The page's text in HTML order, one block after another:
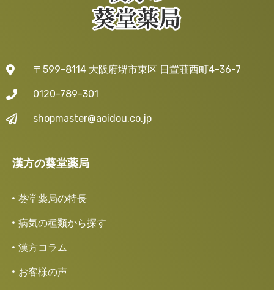
〒599-8114 大阪府堺市東区 日置荘西町4-36-7
0120-789-301
shopmaster@aoidou.co.jp
漢方の葵堂薬局
葵堂薬局の特長
病気の種類から探す
漢方コラム
お客様の声